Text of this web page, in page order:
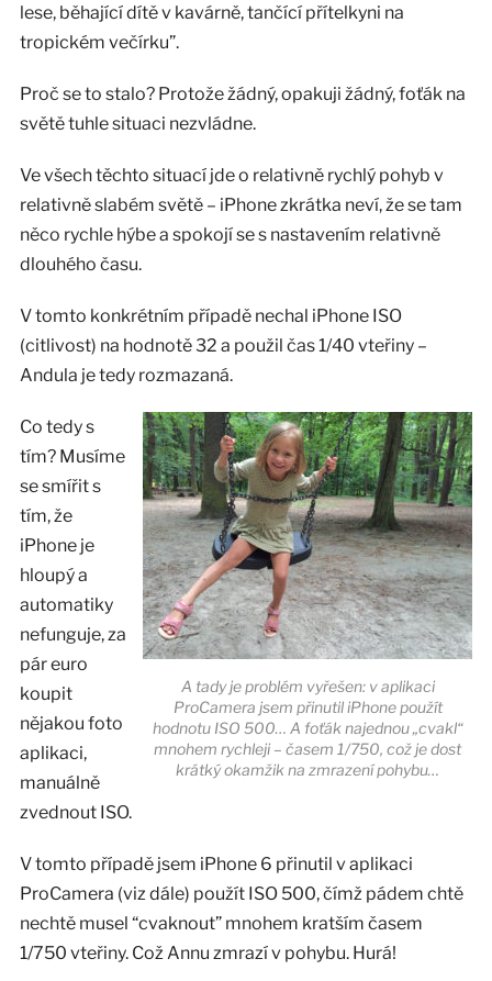
lese, běhající dítě v kavárně, tančící přítelkyni na
tropickém večírku”.
Proč se to stalo? Protože žádný, opakuji žádný, foťák na
světě tuhle situaci nezvládne.
Ve všech těchto situací jde o relativně rychlý pohyb v
relativně slabém světě – iPhone zkrátka neví, že se tam
něco rychle hýbe a spokojí se s nastavením relativně
dlouhého času.
V tomto konkrétním případě nechal iPhone ISO
(citlivost) na hodnotě 32 a použil čas 1/40 vteřiny –
Andula je tedy rozmazaná.
A tady je problém vyřešen: v aplikaci
ProCamera jsem přinutil iPhone použít
hodnotu ISO 500… A foťák najednou „cvakl“
mnohem rychleji – časem 1/750, což je dost
krátký okamžik na zmrazení pohybu…
Co tedy s
tím? Musíme
se smířit s
tím, že
iPhone je
hloupý a
automatiky
nefunguje, za
pár euro
koupit
nějakou foto
aplikaci,
manuálně
zvednout ISO.
V tomto případě jsem iPhone 6 přinutil v aplikaci
ProCamera (viz dále) použít ISO 500, čímž pádem chtě
nechtě musel “cvaknout” mnohem kratším časem
1/750 vteřiny. Což Annu zmrazí v pohybu. Hurá!